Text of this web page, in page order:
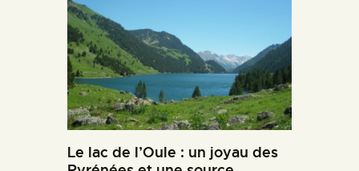
Le lac de l’Oule : un joyau des